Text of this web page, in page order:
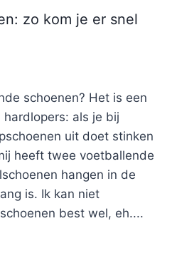
zo kom je er snel
schoenen? Het is een
als je bij
uit doet stinken
heeft twee voetballende
hangen in de
is. Ik kan niet
best wel, eh....